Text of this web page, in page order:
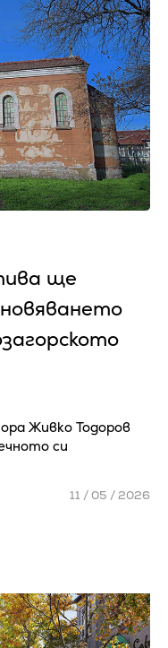
ще
Живко Тодоров
си
11 / 05 / 2026